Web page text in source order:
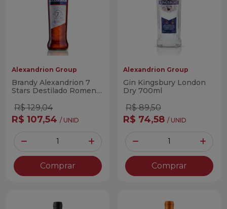
Alexandrion Group
Brandy Alexandrion 7
Stars Destilado Romeno
R$ 129,04
R$ 107,54 / UNID
Diminuir Quantidade
Quantidade
Adicionar Quantidade
Comprar
Alexandrion Group
Gin Kingsbury London
Dry 700ml
R$ 89,50
R$ 74,58 / UNID
Diminuir Quantidade
Quantidade
Comprar